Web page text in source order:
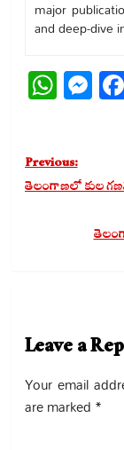
major
and deep-dive
Post
navigation
Previous:
తెలంగాణలో కుల
Leave a
Your email
are marked *